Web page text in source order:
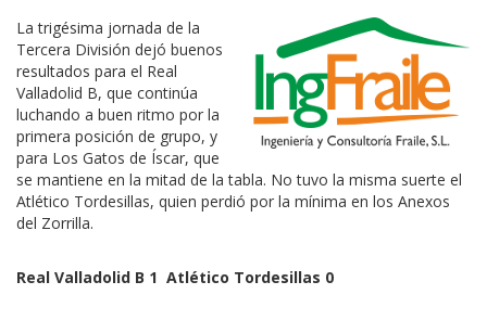
La trigésima jornada de la
Tercera División dejó buenos
resultados para el Real
Valladolid B, que continúa
luchando a buen ritmo por la
primera posición de grupo, y
para Los Gatos de Íscar, que
se mantiene en la mitad de la tabla. No tuvo la misma suerte el
Atlético Tordesillas, quien perdió por la mínima en los Anexos
del Zorrilla.
Real Valladolid B 1  Atlético Tordesillas 0